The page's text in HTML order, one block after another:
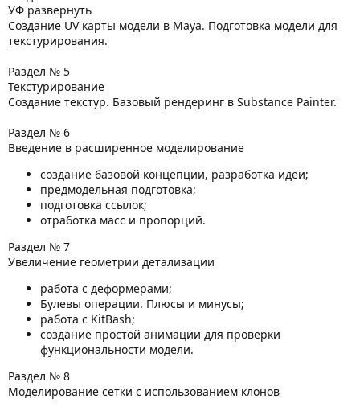
УФ развернуть
Создание UV карты модели в Maya. Подготовка модели для
текстурирования.
Раздел № 5
Текстурирование
Создание текстур. Базовый рендеринг в Substance Painter.
Раздел № 6
Введение в расширенное моделирование
создание базовой концепции, разработка идеи;
предмодельная подготовка;
подготовка ссылок;
отработка масс и пропорций.
Раздел № 7
Увеличение геометрии детализации
работа с деформерами;
Булевы операции. Плюсы и минусы;
работа с KitBash;
создание простой анимации для проверки
функциональности модели.
Раздел № 8
Моделирование сетки с использованием клонов